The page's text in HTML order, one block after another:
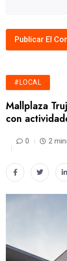
#LOCAL
Mallplaza
con
0 2